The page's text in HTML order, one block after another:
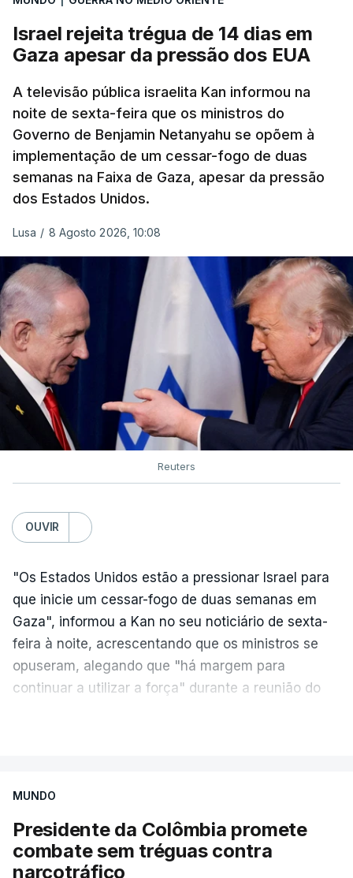
Israel rejeita trégua de 14 dias em
Gaza apesar da pressão dos EUA
A televisão pública israelita Kan informou na
noite de sexta-feira que os ministros do
Governo de Benjamin Netanyahu se opõem à
implementação de um cessar-fogo de duas
semanas na Faixa de Gaza, apesar da pressão
dos Estados Unidos.
Lusa / 8 Agosto 2026, 10:08
Reuters
OUVIR
"Os Estados Unidos estão a pressionar Israel para
que inicie um cessar-fogo de duas semanas em
Gaza", informou a Kan no seu noticiário de sexta-
feira à noite, acrescentando que os ministros se
opuseram, alegando que "há margem para
continuar a utilizar a força" durante a reunião do
aplicação do plano de desarmamento do Hamas.
Além disso, o correspondente do canal de
televisão israelita i24News, que também teve
acesso às deliberações do Gabinete, recordou na
MUNDO
Presidente da Colômbia promete
combate sem tréguas contra
narcotráfico